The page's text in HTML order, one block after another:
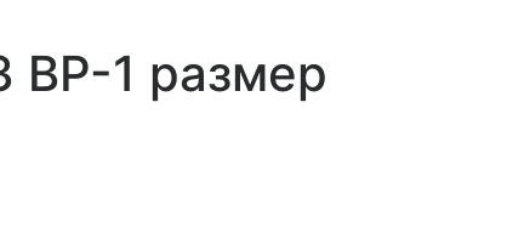
ВР-1 размер